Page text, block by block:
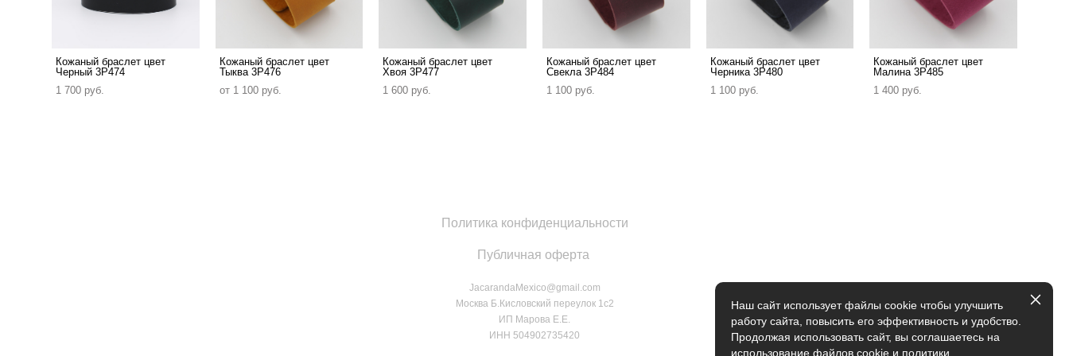
Кожаный браслет цвет
Черный 3P474
1 700 pуб.
Кожаный браслет цвет
Тыква 3P476
от 1 100 pуб.
Кожаный браслет цвет
Хвоя 3P477
1 600 pуб.
Кожаный браслет цвет
Свекла 3P484
1 100 pуб.
Кожаный браслет цвет
Черника 3P480
1 100 pуб.
Кожаный браслет цвет
Малина 3P485
1 400 pуб.
Политика конфиденциальности
Публичная оферта
JacarandaMexico@gmail.com
Москва Б.Кисловский переулок 1с2
ИП Марова Е.Е.
ИНН 504902735420
Наш сайт использует файлы cookie чтобы улучшить
работу сайта, повысить его эффективность и удобство.
Продолжая использовать сайт, вы соглашаетесь на
использование файлов cookie и политики